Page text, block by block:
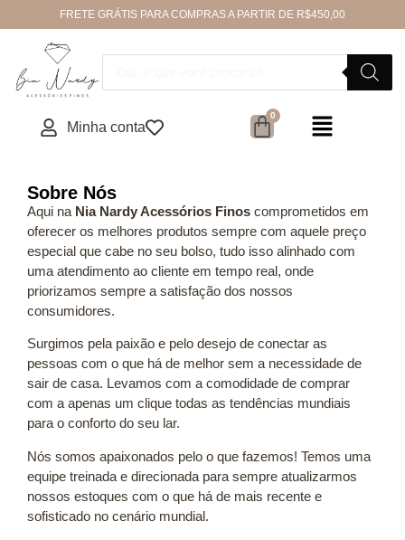
FRETE GRÁTIS PARA COMPRAS A PARTIR DE R$450,00
Minha conta
Sobre Nós
Aqui na Nia Nardy Acessórios Finos comprometidos em
oferecer os melhores produtos sempre com aquele preço
especial que cabe no seu bolso, tudo isso alinhado com
uma atendimento ao cliente em tempo real, onde
priorizamos sempre a satisfação dos nossos
consumidores.
Surgimos pela paixão e pelo desejo de conectar as
pessoas com o que há de melhor sem a necessidade de
sair de casa. Levamos com a comodidade de comprar
com a apenas um clique todas as tendências mundiais
para o conforto do seu lar.
Nós somos apaixonados pelo o que fazemos! Temos uma
equipe treinada e direcionada para sempre atualizarmos
nossos estoques com o que há de mais recente e
sofisticado no cenário mundial.